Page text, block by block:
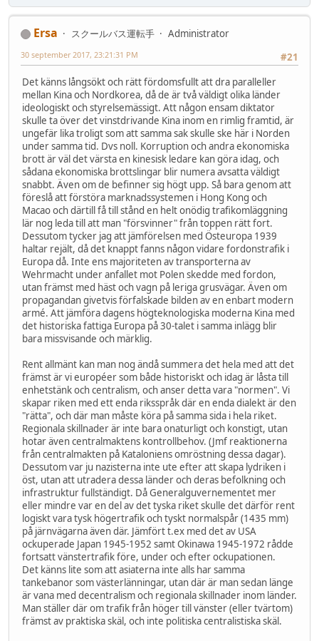
Ersa スクールバス運転手
Administrator
#21
30 september 2017, 23:21:31 PM
Det känns långsökt och rätt fördomsfullt att dra paralleller
mellan Kina och Nordkorea, då de är två väldigt olika länder
ideologiskt och styrelsemässigt. Att någon ensam diktator
skulle ta över det vinstdrivande Kina inom en rimlig framtid, är
ungefär lika troligt som att samma sak skulle ske här i Norden
under samma tid. Dvs noll. Korruption och andra ekonomiska
brott är väl det värsta en kinesisk ledare kan göra idag, och
sådana ekonomiska brottslingar blir numera avsatta väldigt
snabbt. Även om de befinner sig högt upp. Så bara genom att
föreslå att förstöra marknadssystemen i Hong Kong och
Macao och därtill få till stånd en helt onödig trafikomläggning
lär nog leda till att man "försvinner" från toppen rätt fort.
Dessutom tycker jag att jämförelsen med Östeuropa 1939
haltar rejält, då det knappt fanns någon vidare fordonstrafik i
Europa då. Inte ens majoriteten av transporterna av
Wehrmacht under anfallet mot Polen skedde med fordon,
utan främst med häst och vagn på leriga grusvägar. Även om
propagandan givetvis förfalskade bilden av en enbart modern
armé. Att jämföra dagens högteknologiska moderna Kina med
det historiska fattiga Europa på 30-talet i samma inlägg blir
bara missvisande och märklig.
Rent allmänt kan man nog ändå summera det hela med att det
främst är vi européer som både historiskt och idag är låsta till
enhetstänk och centralism, och anser detta vara "normen". Vi
skapar riken med ett enda riksspråk där en enda dialekt är den
"rätta", och där man måste köra på samma sida i hela riket.
Regionala skillnader är inte bara onaturligt och konstigt, utan
hotar även centralmaktens kontrollbehov. (Jmf reaktionerna
från centralmakten på Kataloniens omröstning dessa dagar).
Dessutom var ju nazisterna inte ute efter att skapa lydriken i
öst, utan att utradera dessa länder och deras befolkning och
infrastruktur fullständigt. Då Generalguvernementet mer
eller mindre var en del av det tyska riket skulle det därför rent
logiskt vara tysk högertrafik och tyskt normalspår (1435 mm)
på järnvägarna även där. Jämfört t.ex med det av USA
ockuperade Japan 1945-1952 samt Okinawa 1945-1972 rådde
fortsatt vänstertrafik före, under och efter ockupationen.
Det känns lite som att asiaterna inte alls har samma
tankebanor som västerlänningar, utan där är man sedan länge
är vana med decentralism och regionala skillnader inom länder.
Man ställer där om trafik från höger till vänster (eller tvärtom)
främst av praktiska skäl, och inte politiska centralistiska skäl.